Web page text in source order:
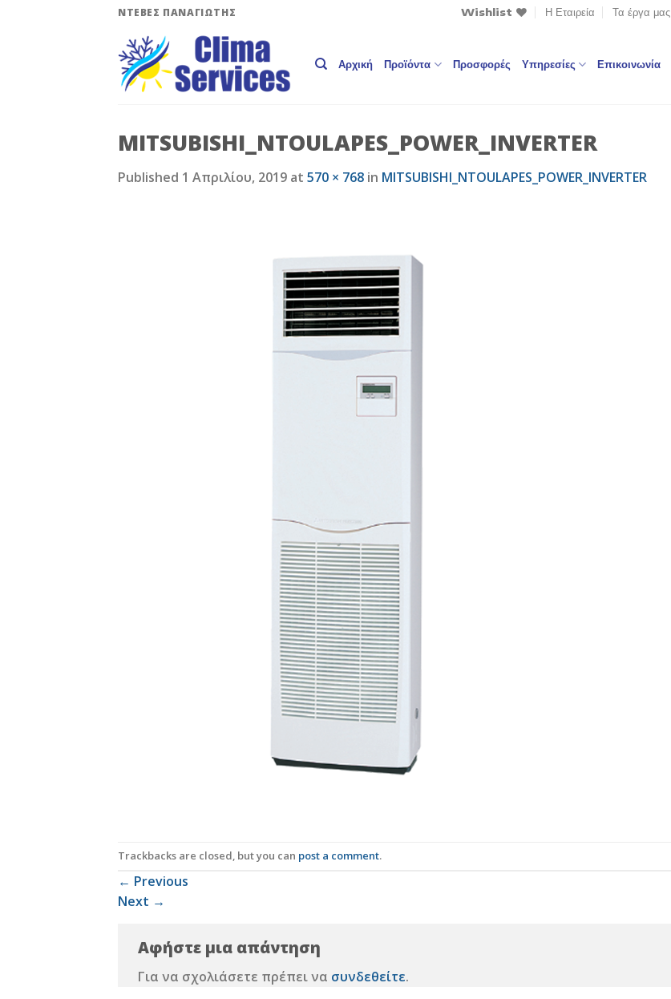
ΝΤΕΒΕΣ ΠΑΝΑΓΙΩΤΗΣ Wishlist Η Εταιρεία Τα έργα μας
Αρχική Προϊόντα Προσφορές Υπηρεσίες Επικοινωνία
MITSUBISHI_NTOULAPES_POWER_INVERTER
Published 1 Απριλίου, 2019 at 570 × 768 in MITSUBISHI_NTOULAPES_POWER_INVERTER
Trackbacks are closed, but you can post a comment.
← Previous
Next →
Αφήστε μια απάντηση
Για να σχολιάσετε πρέπει να συνδεθείτε.